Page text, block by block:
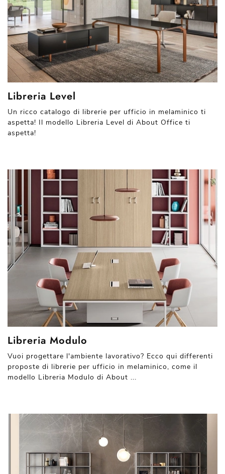
Libreria Level
Un ricco catalogo di librerie per ufficio in melaminico ti
aspetta! Il modello Libreria Level di About Office ti
aspetta!
Libreria Modulo
Vuoi progettare l'ambiente lavorativo? Ecco qui differenti
proposte di librerie per ufficio in melaminico, come il
modello Libreria Modulo di About ...